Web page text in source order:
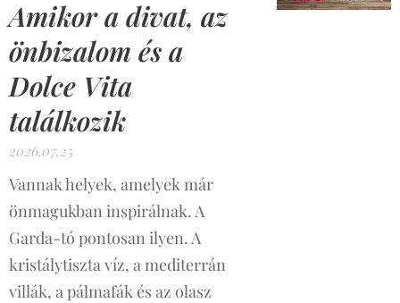
Amikor a divat, az
önbizalom és a
Dolce Vita
találkozik
2026.07.25
Vannak helyek, amelyek már
önmagukban inspirálnak. A
Garda-tó pontosan ilyen. A
kristálytiszta víz, a mediterrán
villák, a pálmafák és az olasz